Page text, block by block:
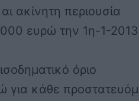
ακίνητη περιουσία
ευρώ την 1η-1-
όριο
για κάθε